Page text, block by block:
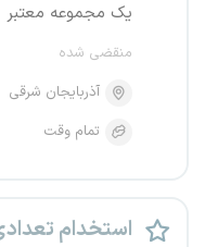
یک مجموعه معتبر
منقضی شده
آذربایجان شرقی
تمام وقت
استخدام